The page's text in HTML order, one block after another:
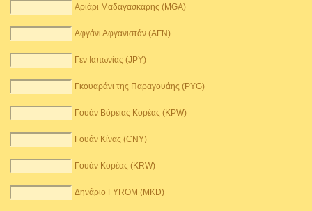
Αριάρι Μαδαγασκάρης (MGA)
Αφγάνι Αφγανιστάν (AFN)
Γεν Ιαπωνίας (JPY)
Γκουαράνι της Παραγουάης (PYG)
Γουάν Βόρειας Κορέας (KPW)
Γουάν Κίνας (CNY)
Γουάν Κορέας (KRW)
Δηνάριο FYROM (MKD)